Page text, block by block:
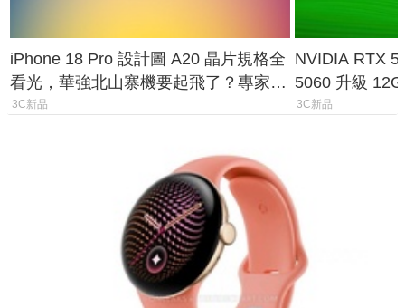
iPhone 18 Pro 設計圖 A20 晶片規格全
看光，華強北山寨機要起飛了？專家曝
山寨機無法復刻兩大關鍵
3C新品
NVIDIA RTX
5060 升級
次規格終於不
3C新品